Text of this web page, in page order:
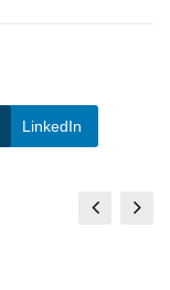
LinkedIn